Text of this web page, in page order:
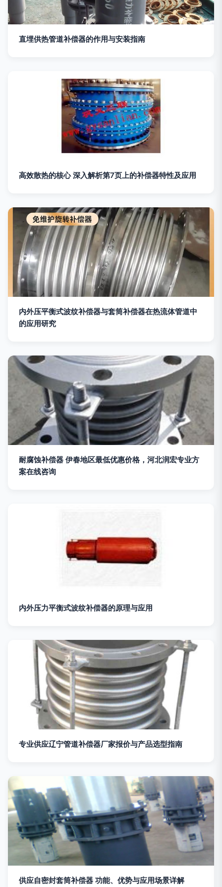
直埋供热管道补偿器的作用与安装指南
高效散热的核心 深入解析第7页上的补偿器特性及应用
内外压平衡式波纹补偿器与套筒补偿器在热流体管道中
的应用研究
耐腐蚀补偿器 伊春地区最低优惠价格，河北润宏专业方
案在线咨询
内外压力平衡式波纹补偿器的原理与应用
专业供应辽宁管道补偿器厂家报价与产品选型指南
供应自密封套筒补偿器 功能、优势与应用场景详解